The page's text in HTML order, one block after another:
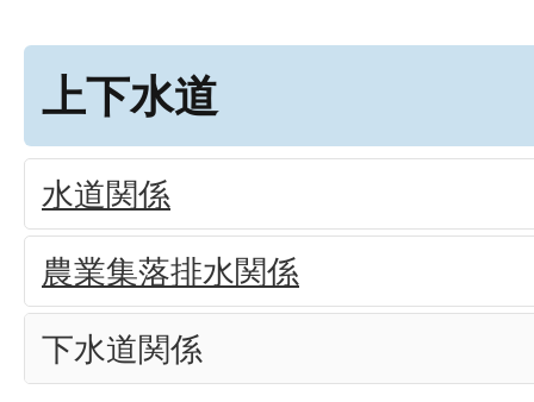
上下水道
水道関係
農業集落排水関係
下水道関係